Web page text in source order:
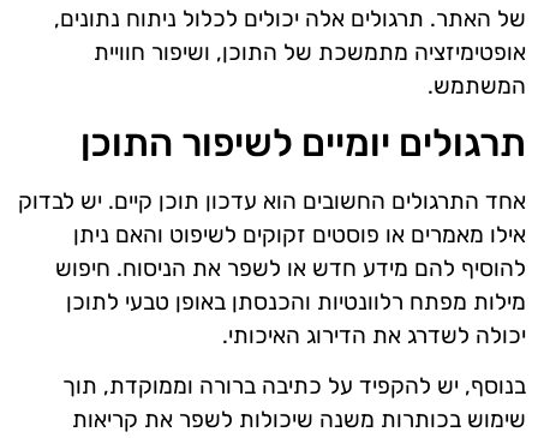
של האתר. תרגולים אלה יכולים לכלול ניתוח נתונים,
אופטימיזציה מתמשכת של התוכן, ושיפור חוויית
המשתמש.
תרגולים יומיים לשיפור התוכן
אחד התרגולים החשובים הוא עדכון תוכן קיים. יש לבדוק
אילו מאמרים או פוסטים זקוקים לשיפוט והאם ניתן
להוסיף להם מידע חדש או לשפר את הניסוח. חיפוש
מילות מפתח רלוונטיות והכנסתן באופן טבעי לתוכן
יכולה לשדרג את הדירוג האיכותי.
בנוסף, יש להקפיד על כתיבה ברורה וממוקדת, תוך
שימוש בכותרות משנה שיכולות לשפר את קריאות